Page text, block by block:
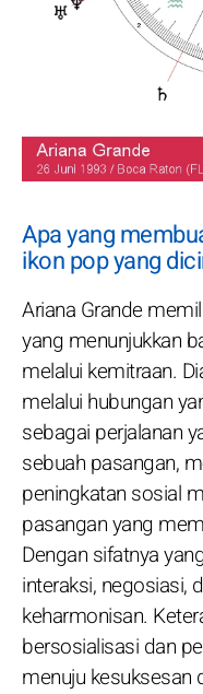
Apa yang
ikon pop yang
Ariana Grande
yang menunjukkan
melalui kemitraan.
melalui hubungan
sebagai perjalanan
sebuah pasangan,
peningkatan sosial
pasangan yang
Dengan sifatnya
interaksi, negosiasi,
keharmonisan.
bersosialisasi dan
menuju kesuksesan